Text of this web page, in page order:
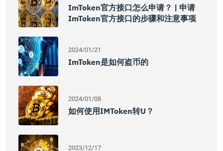
ImToken官方接口怎么申请？ | 申请
ImToken官方接口的步骤和注意事项
2024/01/21
ImToken是如何盗币的
2024/01/08
如何使用IMToken转U？
2023/12/17